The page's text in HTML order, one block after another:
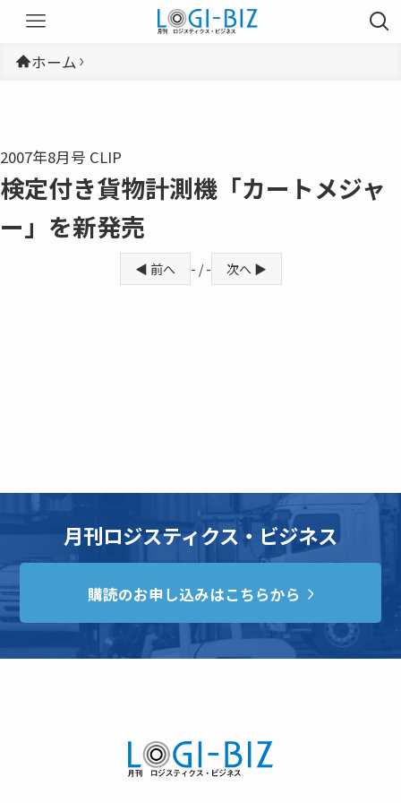
ホーム
2007年8月号 CLIP
検定付き貨物計測機「カートメジャ
ー」を新発売
◀ 前へ - / - 次へ ▶
月刊ロジスティクス・ビジネス
購読のお申し込みはこちらから